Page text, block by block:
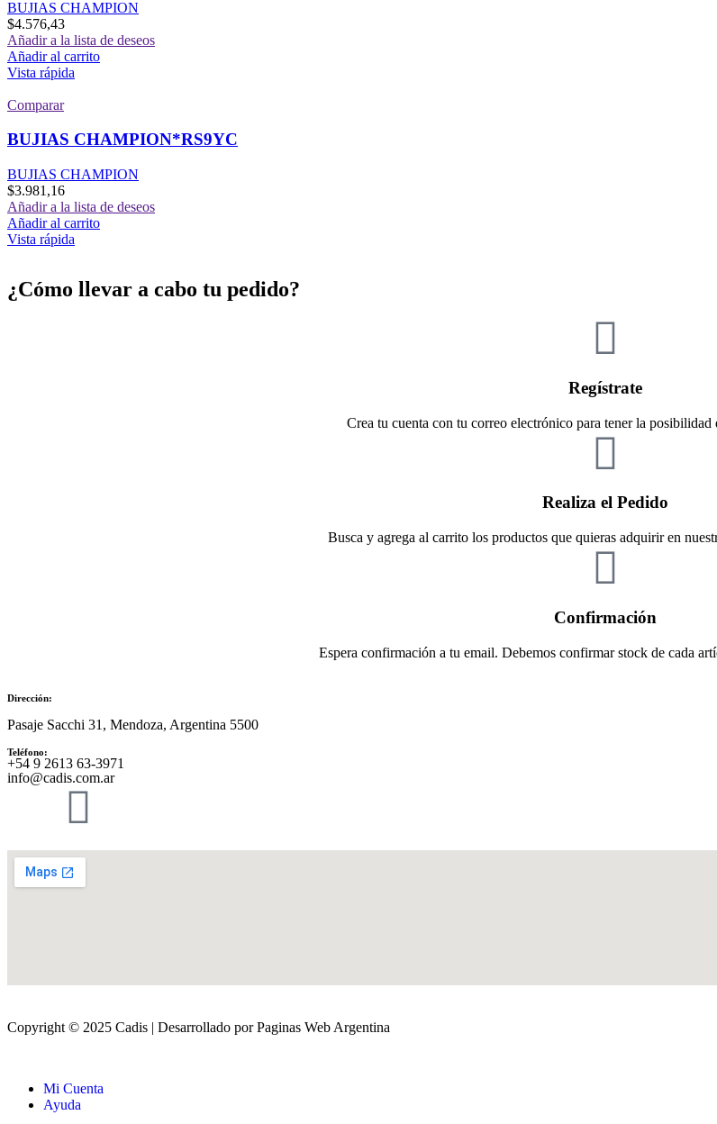
BUJIAS CHAMPION
$4.576,43
Añadir a la lista de deseos
Añadir al carrito
Vista rápida
Comparar
BUJIAS CHAMPION*RS9YC
BUJIAS CHAMPION
$3.981,16
Añadir a la lista de deseos
Añadir al carrito
Vista rápida
¿Cómo llevar a cabo tu pedido?
Regístrate
Crea tu cuenta con tu correo electrónico para tener la
Realiza el Pedido
Busca y agrega al carrito los productos que quieras adquirir en
Confirmación
Espera confirmación a tu email. Debemos confirmar stock de cada
Dirección:
Pasaje Sacchi 31, Mendoza, Argentina 5500
Teléfono:
‪+54 9 2613 63‑3971‬
info@cadis.com.ar
Copyright © 2025 Cadis | Desarrollado por Paginas Web Argentina
Mi Cuenta
Ayuda